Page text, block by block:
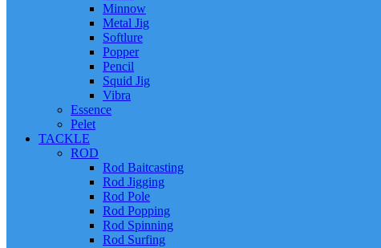
Minnow
Metal Jig
Softlure
Popper
Pencil
Squid Jig
Vibra
Essence
Pelet
TACKLE
ROD
Rod Baitcasting
Rod Jigging
Rod Pole
Rod Popping
Rod Spinning
Rod Surfing